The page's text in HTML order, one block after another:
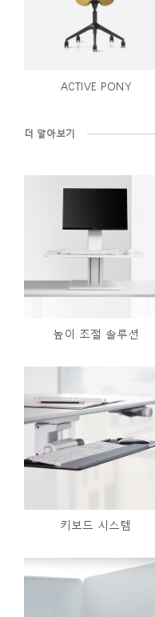
ACTIVE PONY
더 알아보기
높이 조절 솔루션
키보드 시스템